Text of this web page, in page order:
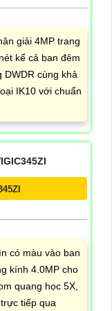
giải 4MP trang
kể cả ban đêm
cùng khả
IK10 với chuẩn
có màu vào ban
kính 4.0MP cho
quang học 5X,
tiếp qua